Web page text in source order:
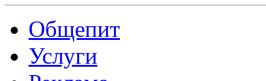
Общепит
Услуги